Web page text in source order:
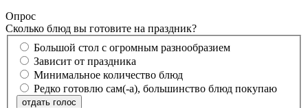
Опрос
Сколько блюд вы готовите на праздник?
Большой стол с огромным разнообразием
Зависит от праздника
Минимальное количество блюд
Редко готовлю сам(-а), большинство блюд покупаю
отдать голос